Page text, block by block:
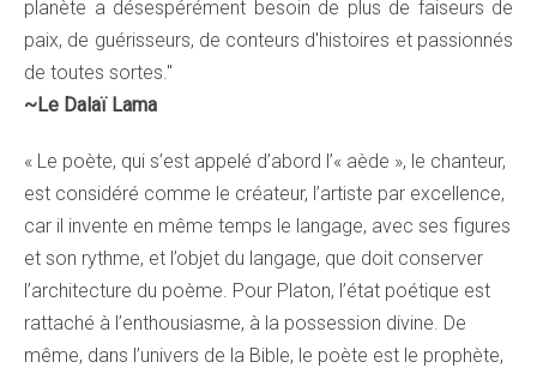
planète a désespérément besoin de plus de faiseurs de
paix, de guérisseurs, de conteurs d'histoires et passionnés
de toutes sortes."
~Le Dalaï Lama
« Le poète, qui s’est appelé d’abord l’« aède », le chanteur,
est considéré comme le créateur, l’artiste par excellence,
car il invente en même temps le langage, avec ses figures
et son rythme, et l’objet du langage, que doit conserver
l’architecture du poème. Pour Platon, l’état poétique est
rattaché à l’enthousiasme, à la possession divine. De
même, dans l’univers de la Bible, le poète est le prophète,